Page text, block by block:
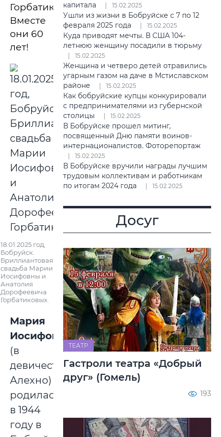
Горбатиковы.
Вместе
они 60
лет!
18.01.2025 год,
Бобруйск.
Бриллиантовая
свадьба Марии
Иосифовны и
Анатолия
Дорофеевича
Горбатиковых.
Мария
Иосифовна
(в
девичестве
Алехно)
родилась
в 1944
году в
капитала
15.02.2025
Ушли из жизни в Бобруйске с 7 по 12
февраля 2025 года
15.02.2025
Куда приводят мечты. В США 104-
летнюю женщину посадили в тюрьму
15.02.2025
Женщина и четверо детей отравились
угарным газом на даче в Мстиславском
районе
15.02.2025
Как бобруйские купцы конкурировали
с предпринимателями из губернской
столицы
15.02.2025
В Бобруйске прошел митинг,
посвященный Дню памяти воинов-
интернационалистов. Фоторепортаж
15.02.2025
В Бобруйске вручили награды лучшим
трудовым коллективам и работникам
по итогам 2024 года
15.02.2025
Досуг
ТЕАТР
Гастроли театра «Добрый
друг» (Гомель)
193